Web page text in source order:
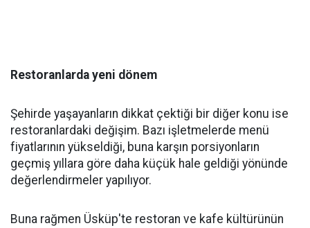
Restoranlarda yeni dönem
Şehirde yaşayanların dikkat çektiği bir diğer konu ise
restoranlardaki değişim. Bazı işletmelerde menü
fiyatlarının yükseldiği, buna karşın porsiyonların
geçmiş yıllara göre daha küçük hale geldiği yönünde
değerlendirmeler yapılıyor.
Buna rağmen Üsküp'te restoran ve kafe kültürünün